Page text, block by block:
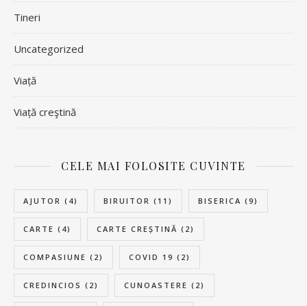
Tineri
Uncategorized
Viață
Viață creştină
CELE MAI FOLOSITE CUVINTE
AJUTOR (4) BIRUITOR (11) BISERICA (9)
CARTE (4) CARTE CREȘTINĂ (2)
COMPASIUNE (2) COVID 19 (2)
CREDINCIOS (2) CUNOASTERE (2)